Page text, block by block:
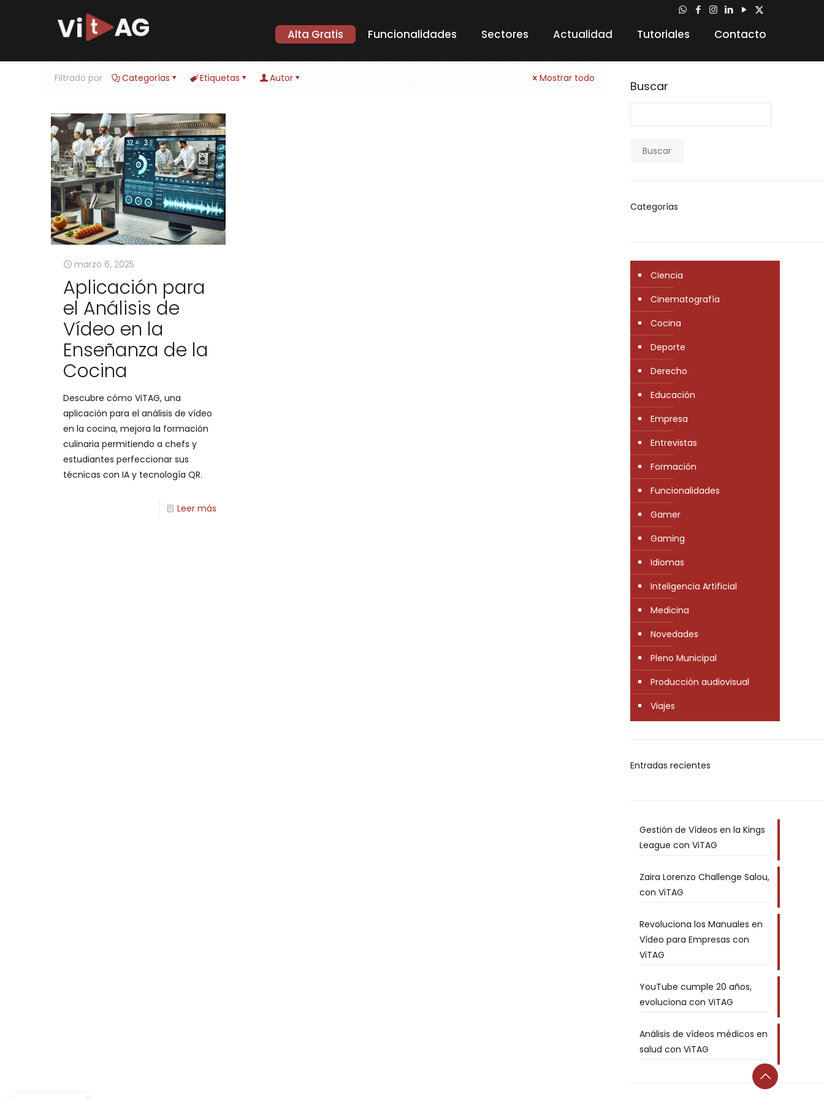
Alta Gratis Funcionalidades Sectores Actualidad Tutoriales Contacto
Filtrado por Categorías Etiquetas Autor Mostrar todo
marzo 6, 2025
Aplicación para
el Análisis de
Vídeo en la
Enseñanza de la
Cocina
Descubre cómo ViTAG, una
aplicación para el análisis de vídeo
en la cocina, mejora la formación
culinaria permitiendo a chefs y
estudiantes perfeccionar sus
técnicas con IA y tecnología QR.
Leer más
Buscar
Buscar
Categorías
Ciencia
Cinematografía
Cocina
Deporte
Derecho
Educación
Empresa
Entrevistas
Formación
Funcionalidades
Gamer
Gaming
Idiomas
Inteligencia Artificial
Medicina
Novedades
Pleno Municipal
Producción audiovisual
Viajes
Entradas recientes
Gestión de Vídeos en la Kings
League con ViTAG
Zaira Lorenzo Challenge Salou,
con ViTAG
Revoluciona los Manuales en
Vídeo para Empresas con
ViTAG
YouTube cumple 20 años,
evoluciona con ViTAG
Análisis de vídeos médicos en
salud con ViTAG